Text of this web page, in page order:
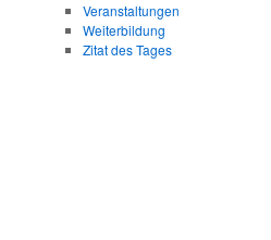
Veranstaltungen
Weiterbildung
Zitat des Tages